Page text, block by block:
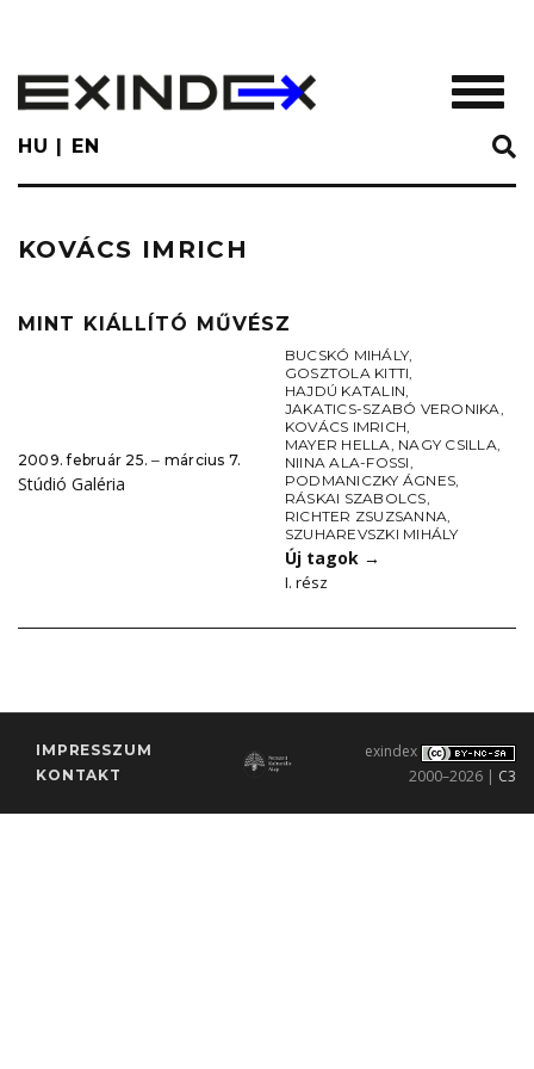
main
content
HU EN
KOVÁCS IMRICH
MINT KIÁLLÍTÓ MŰVÉSZ
2009. február 25. ‒ március 7.
Stúdió Galéria
BUCSKÓ MIHÁLY,
GOSZTOLA KITTI,
HAJDÚ KATALIN,
JAKATICS-SZABÓ VERONIKA,
KOVÁCS IMRICH,
MAYER HELLA, NAGY CSILLA,
NIINA ALA-FOSSI,
PODMANICZKY ÁGNES,
RÁSKAI SZABOLCS,
RICHTER ZSUZSANNA,
SZUHAREVSZKI MIHÁLY
Új tagok →
I. rész
IMPRESSZUM
KONTAKT
exindex
2000–2026 | C3